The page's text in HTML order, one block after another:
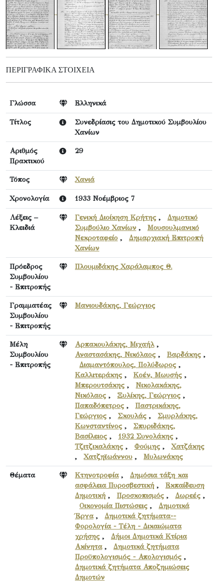
ΠΕΡΙΓΡΑΦΙΚΆ ΣΤΟΙΧΕΊΑ
Γλώσσα Ελληνικά
Τίτλος
Συνεδρίασις του Δημοτικού Συμβουλίου
Χανίων
Αριθμός
Πρακτικού
29
Τόπος Χανιά
Χρονολογία 1933 Νοέμβριος 7
Λέξεις –
Κλειδιά
Γενική Διοίκηση Κρήτης , Δημοτικό
Συμβούλιο Χανίων , Μουσουλμανικό
Νεκροταφείο , Δημαρχιακή Επιτροπή
Χανίων
Πρόεδρος
Συμβουλίου
- Επιτροπής
Πλουμιδάκης Χαράλαμπος Θ.
Γραμματέας
Συμβουλίου
- Επιτροπής
Μανιουδάκης, Γεώργιος
Μέλη
Συμβουλίου
- Επιτροπής
Αρπακουλάκης, Μιχαήλ,
Αναστασάκης, Νικόλαος , Βαρδάκης ,
Διαμαντόπουλος, Πολύδωρος ,
Καλλιτεράκης , Κοέν, Μωυσής ,
Μπερουτσάκης , Νικολακάκης,
Νικόλαος , Ξυλίκης, Γεώργιος ,
Παπαδόπετρος , Παστρικάκης,
Γεώργιος , Σκουλάς , Σμυρλάκης,
Κωνσταντίνος , Σπυριδάκης,
Βασίλειος , 1932 Συνολάκης ,
Τζιτζικαλάκης , Φούμης ,Χατζάκης
,Χατζηϊωάννου , Μυλωνάκης
Θέματα Κτηνοτροφία, Δημόσια τάξη και
ασφάλεια Πυροσβεστική , Εκπαίδευση
Δημοτική , Προσκοπισμός , Δωρεές ,
Οικονομία Πιστώσεις , Δημοτικά
Έργα, Δημοτικά ζητήματα--
Φορολογία - Τέλη - Δικαιώματα
χρήσης , Δήμοι Δημοτικά Κτίρια
Ακίνητα, Δημοτικά ζητήματα
Προϋπολογισμός - Απολογισμός ,
Δημοτικά ζητήματα Αποζημιώσεις
Δημοτών